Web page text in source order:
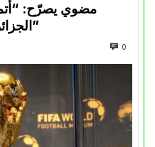
مضوي يصرّح:
الجزائرية في المسابقات القارية”
0